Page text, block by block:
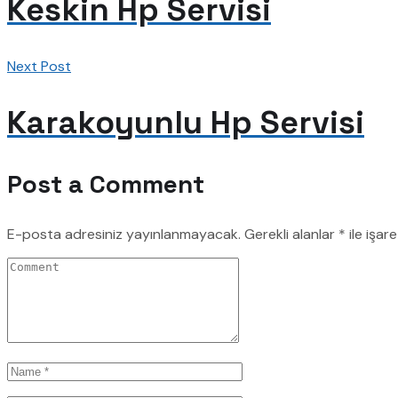
Keskin Hp Servisi
Next Post
Karakoyunlu Hp Servisi
Post a Comment
E-posta adresiniz yayınlanmayacak. Gerekli alanlar * ile